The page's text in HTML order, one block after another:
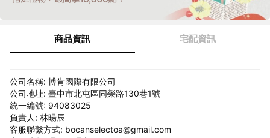
商品資訊 宅配資訊
公司名稱: 博肯國際有限公司
公司地址: 臺中市北屯區同榮路130巷1號
統一編號: 94083025
負責人: 林暘辰
客服聯繫方式: bocanselectoa@gmail.com